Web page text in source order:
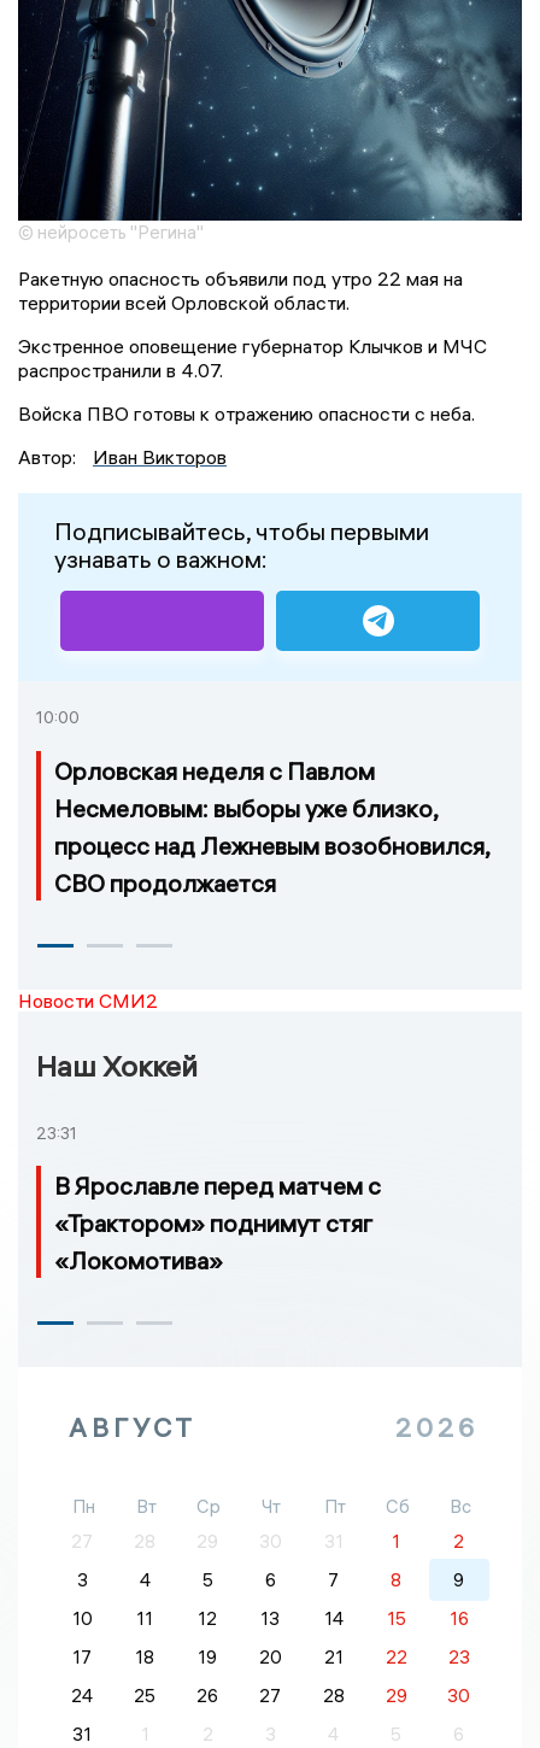
© нейросеть "Регина"
Ракетную опасность объявили под утро 22 мая на
территории всей Орловской области.
Экстренное оповещение губернатор Клычков и МЧС
распространили в 4.07.
Войска ПВО готовы к отражению опасности с неба.
Автор:
Иван Викторов
Подписывайтесь, чтобы первыми
узнавать о важном:
10:00
Орловская неделя с Павлом
Несмеловым: выборы уже близко,
процесс над Лежневым возобновился,
СВО продолжается
Новости СМИ2
Наш Хоккей
23:31
В Ярославле перед матчем с
«Трактором» поднимут стяг
«Локомотива»
АВГУСТ 2026
Пн Вт Ср Чт Пт Сб
Вс
27
28 29 30 31 1
2
3
4 5 6 7 8
9
10
11 12 13 14 15
16
17
18 19 20 21 22
23
24
25 26 27 28 29
30
31
1 2 3 4 5 6